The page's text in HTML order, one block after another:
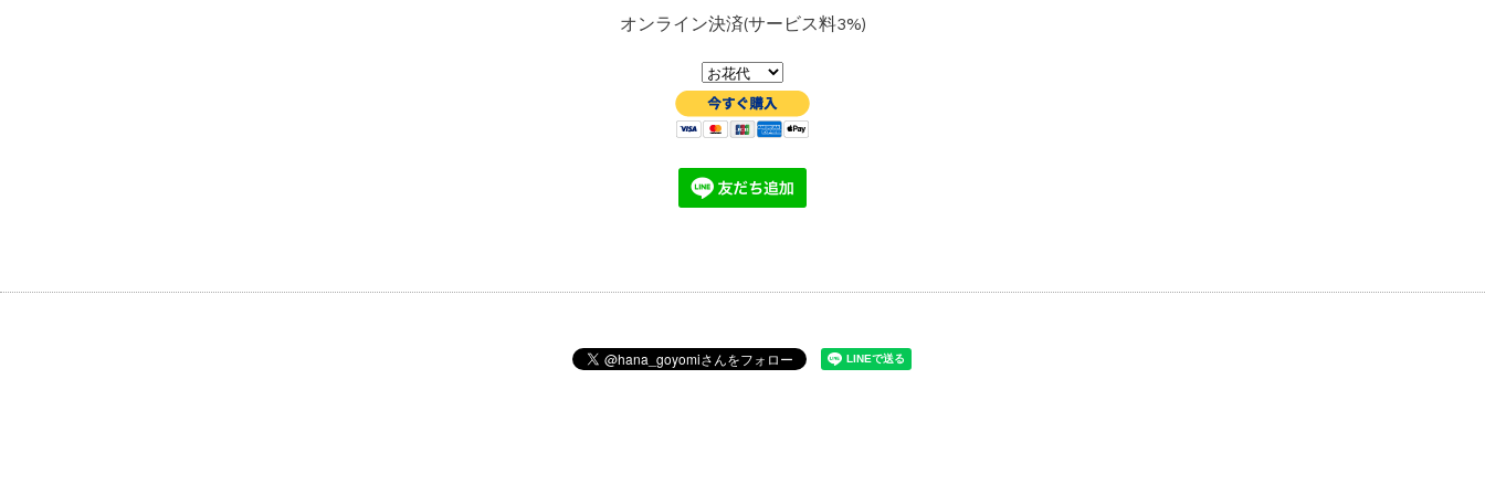
オンライン決済(サービス料3%)